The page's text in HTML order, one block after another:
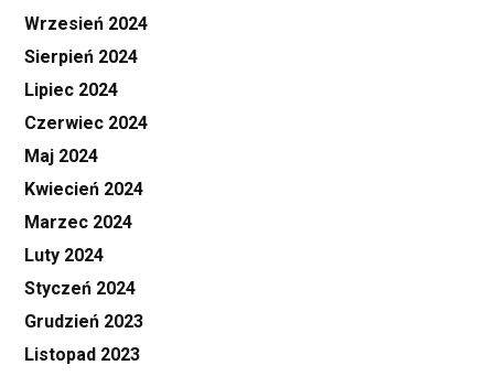
Wrzesień 2024
Sierpień 2024
Lipiec 2024
Czerwiec 2024
Maj 2024
Kwiecień 2024
Marzec 2024
Luty 2024
Styczeń 2024
Grudzień 2023
Listopad 2023